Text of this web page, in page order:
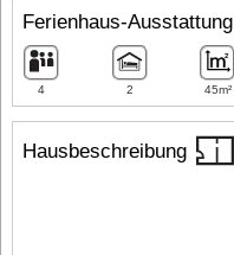
Hausbeschreibung
Ferienhaus-Ausstattung
4 2 45m²